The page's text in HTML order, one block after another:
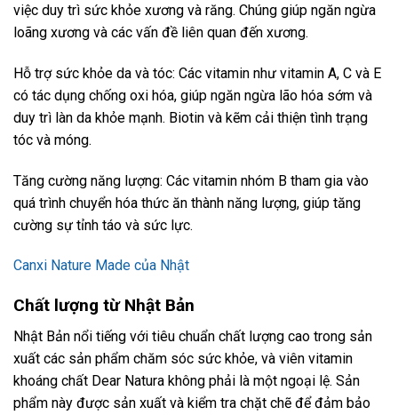
việc duy trì sức khỏe xương và răng. Chúng giúp ngăn ngừa
loãng xương và các vấn đề liên quan đến xương.
Hỗ trợ sức khỏe da và tóc: Các vitamin như vitamin A, C và E
có tác dụng chống oxi hóa, giúp ngăn ngừa lão hóa sớm và
duy trì làn da khỏe mạnh. Biotin và kẽm cải thiện tình trạng
tóc và móng.
Tăng cường năng lượng: Các vitamin nhóm B tham gia vào
quá trình chuyển hóa thức ăn thành năng lượng, giúp tăng
cường sự tỉnh táo và sức lực.
Canxi Nature Made của Nhật
Chất lượng từ Nhật Bản
Nhật Bản nổi tiếng với tiêu chuẩn chất lượng cao trong sản
xuất các sản phẩm chăm sóc sức khỏe, và viên vitamin
khoáng chất Dear Natura không phải là một ngoại lệ. Sản
phẩm này được sản xuất và kiểm tra chặt chẽ để đảm bảo